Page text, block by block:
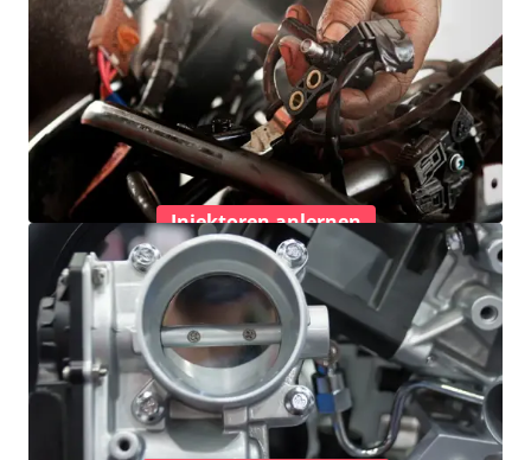
Injektoren anlernen